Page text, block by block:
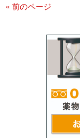
« 前のページ